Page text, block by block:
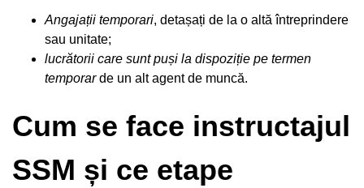
Angajații temporari, detașați de la o altă întreprindere
sau unitate;
lucrătorii care sunt puși la dispoziție pe termen
temporarde un alt agent de muncă.
Cum se face instructajul
SSM și ce etape